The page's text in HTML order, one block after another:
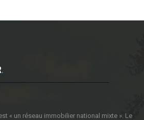
.
« un réseau immobilier national mixte ». Le